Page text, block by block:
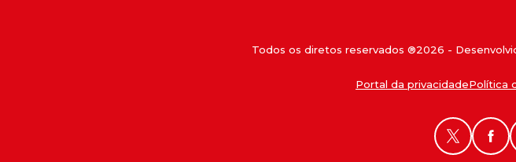
Todos os diretos reservados ®2026 -
Portal da privacidadePolítica